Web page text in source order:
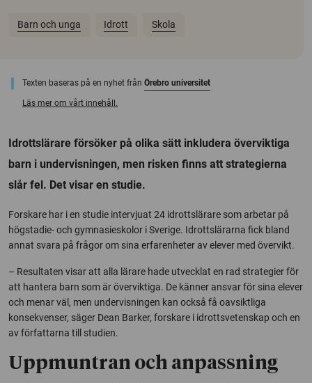
Barn och unga Idrott Skola
Texten baseras på en nyhet från Örebro universitet
Läs mer om vårt innehåll.
Idrottslärare försöker på olika sätt inkludera överviktiga
barn i undervisningen, men risken finns att strategierna
slår fel. Det visar en studie.
Forskare har i en studie intervjuat 24 idrottslärare som arbetar på
högstadie- och gymnasieskolor i Sverige. Idrottslärarna fick bland
annat svara på frågor om sina erfarenheter av elever med övervikt.
– Resultaten visar att alla lärare hade utvecklat en rad strategier för
att hantera barn som är överviktiga. De känner ansvar för sina elever
och menar väl, men undervisningen kan också få oavsiktliga
konsekvenser, säger Dean Barker, forskare i idrottsvetenskap och en
av författarna till studien.
Uppmuntran och anpassning